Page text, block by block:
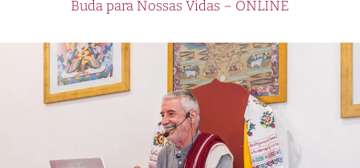
Buda para Nossas Vidas – ONLINE